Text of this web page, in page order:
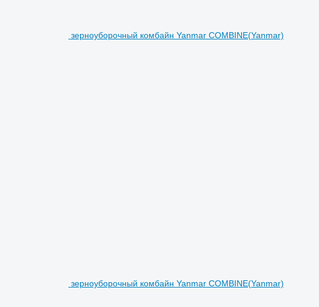
зерноуборочный комбайн Yanmar COMBINE(Yanmar)
зерноуборочный комбайн Yanmar COMBINE(Yanmar)